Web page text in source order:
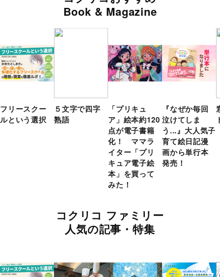
Book & Magazine
フリースクー
ルという選択
５文字で四字
熟語
「プリキュ
ア」絵本約120
点が電子書籍
化！ ママラ
イター「プリ
キュア電子絵
本」を買って
みた！
『なぜか毎回
泣けてしま
う...』大人気子
育て絵日記漫
画から単行本
発売！
コクリコ ファミリー
人気の記事・特集